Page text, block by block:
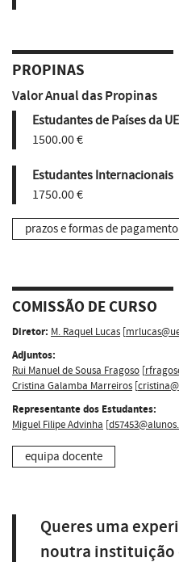
PROPINAS
Valor Anual das Propinas
Estudantes de Países da UE
1500.00 €
Estudantes Internacionais
1750.00 €
prazos e formas de pagamento
COMISSÃO DE CURSO
Diretor: M. Raquel Lucas [
Adjuntos:
Rui Manuel de Sousa Fragoso [
Cristina Galamba Marreiros [
Representante dos Estudantes:
Miguel Filipe Advinha [
equipa docente
Queres uma
noutra instituição